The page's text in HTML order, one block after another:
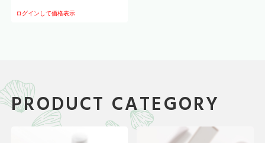
ログインして価格表示
PRODUCT CATEGORY